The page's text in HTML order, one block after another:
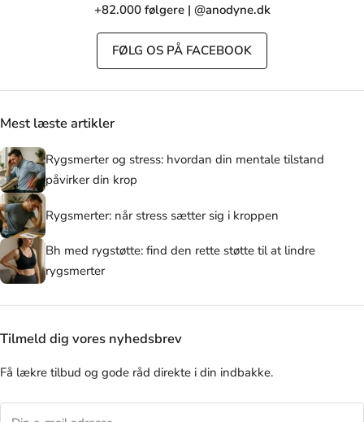
+82.000 følgere | @anodyne.dk
FØLG OS PÅ FACEBOOK
Mest læste artikler
Rygsmerter og stress: hvordan din mentale tilstand
påvirker din krop
Rygsmerter: når stress sætter sig i kroppen
Bh med rygstøtte: find den rette støtte til at lindre
rygsmerter
Tilmeld dig vores nyhedsbrev
Få lækre tilbud og gode råd direkte i din indbakke.